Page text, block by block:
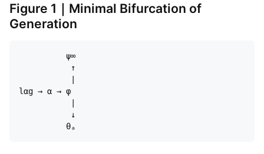
Figure 1｜Minimal Bifurcation of
Generation
          ψ∞
           ↑
lαg → α → φ
           ↓